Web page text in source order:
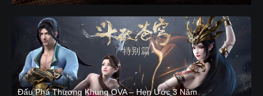
Đấu Phá Thương Khung OVA – Hẹn Ước 3 Năm